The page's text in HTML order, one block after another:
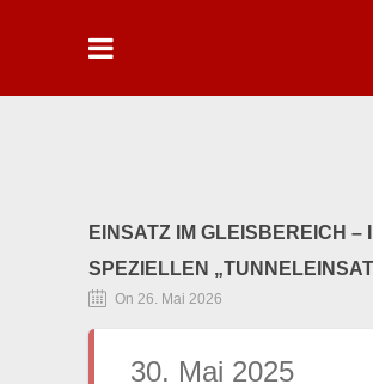
EINSATZ IM GLEISBEREICH –
SPEZIELLEN
On 26. Mai 2026
30. Mai 2025